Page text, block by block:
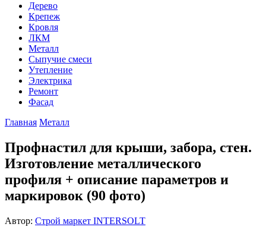
Дерево
Крепеж
Кровля
ЛКМ
Металл
Сыпучие смеси
Утепление
Электрика
Ремонт
Фасад
Главная Металл
Профнастил для крыши, забора, стен.
Изготовление металлического
профиля + описание параметров и
маркировок (90 фото)
Автор: Строй маркет INTERSOLT